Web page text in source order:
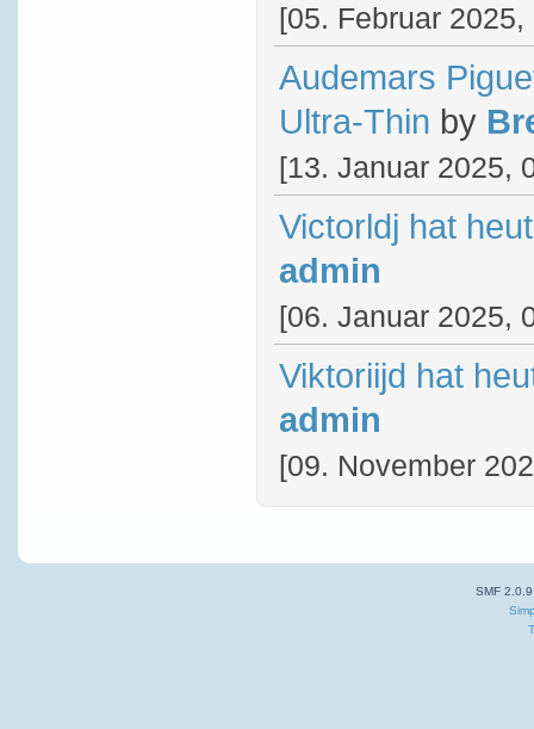
[05. Februar 2025,
Audemars
Ultra-Thin by
[13. Januar 2025,
Victorldj hat
admin
[06. Januar 2025,
Viktoriijd hat
admin
[09. November
SMF 2.0.9